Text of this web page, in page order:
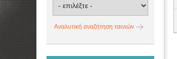
Αναλυτική αναζήτηση ταινιών